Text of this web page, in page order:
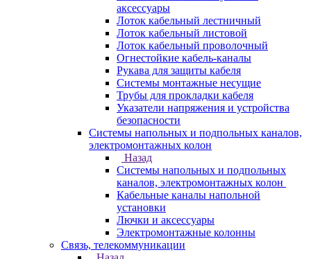
аксессуары
Лоток кабельный лестничный
Лоток кабельный листовой
Лоток кабельный проволочный
Огнестойкие кабель-каналы
Рукава для защиты кабеля
Системы монтажные несущие
Трубы для прокладки кабеля
Указатели напряжения и устройства
безопасности
Системы напольных и подпольных каналов,
электромонтажных колон
Назад
Системы напольных и подпольных
каналов, электромонтажных колон
Кабельные каналы напольной
установки
Лючки и аксессуары
Электромонтажные колонны
Связь, телекоммуникации